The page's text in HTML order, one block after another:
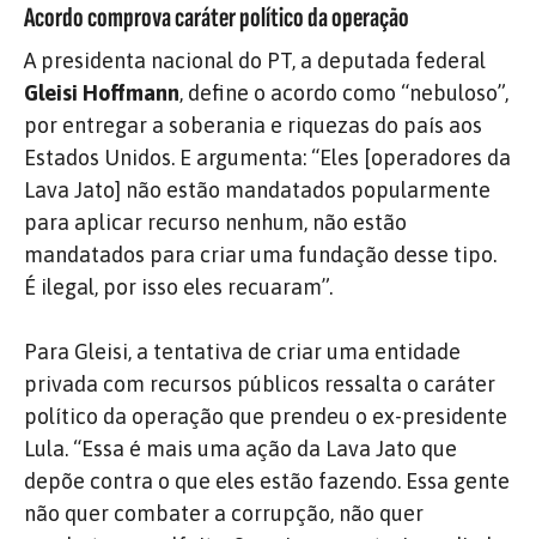
Acordo comprova caráter político da operação
A presidenta nacional do PT, a deputada federal
Gleisi Hoffmann, define o acordo como “nebuloso”,
por entregar a soberania e riquezas do país aos
Estados Unidos. E argumenta: “Eles [operadores da
Lava Jato] não estão mandatados popularmente
para aplicar recurso nenhum, não estão
mandatados para criar uma fundação desse tipo.
É ilegal, por isso eles recuaram”.
Para Gleisi, a tentativa de criar uma entidade
privada com recursos públicos ressalta o caráter
político da operação que prendeu o ex-presidente
Lula. “Essa é mais uma ação da Lava Jato que
depõe contra o que eles estão fazendo. Essa gente
não quer combater a corrupção, não quer